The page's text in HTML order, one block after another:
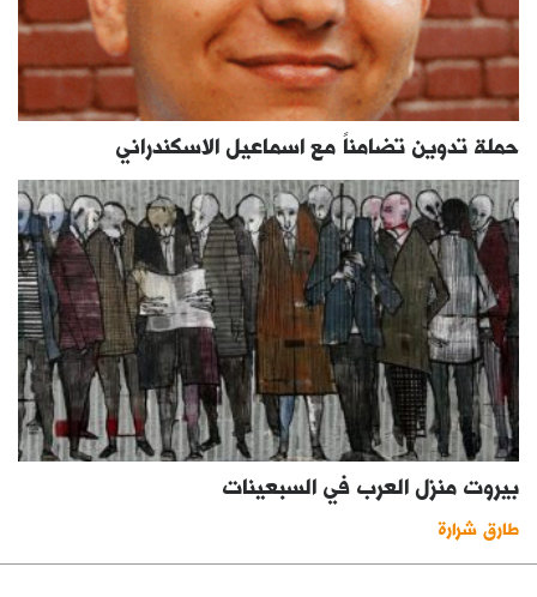
حملة تدوين تضامناً مع اسماعيل الاسكندراني
بيروت منزل العرب في السبعينات
طارق شرارة